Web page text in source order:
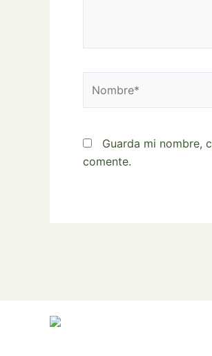
Guarda mi nombre,
comente.